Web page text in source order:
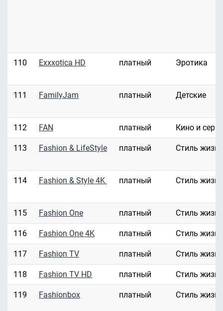
110 Exxxotica HD платный Эротика
111 FamilyJam платный Детские
112 FAN платный Кино и
113 Fashion & LifeStyle платный Стиль жизни
114 Fashion & Style 4K платный Стиль жизни
115 Fashion One платный Стиль жизни
116 Fashion One 4K платный Стиль жизни
117 Fashion TV платный Стиль жизни
118 Fashion TV HD платный Стиль жизни
119 Fashionbox платный Стиль жизни